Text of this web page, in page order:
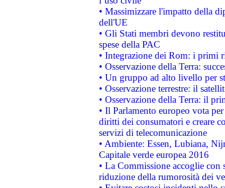
• Massimizzare l'impatto della
dell'UE
• Gli Stati membri devono
spese della PAC
• Integrazione dei Rom: i primi
• Osservazione della Terra:
• Un gruppo ad alto livello per
• Osservazione terrestre: il
• Osservazione della Terra: il
• Il Parlamento europeo vota
diritti dei consumatori e creare
servizi di telecomunicazione
• Ambiente: Essen, Lubiana,
Capitale verde europea 2016
• La Commissione accoglie
riduzione della rumorosità dei